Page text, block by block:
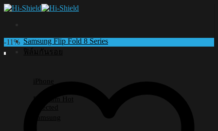
Skip
Samsung Flip Fold 8 Series
ฟิล์มกันรอย
iPhone
Premium
Selected
Samsung
-11%